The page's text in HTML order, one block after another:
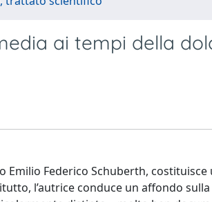
ai tempi della
Federico Schuberth, costituisce
l’autrice conduce un affondo